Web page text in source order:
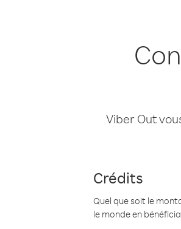
Viber Out
Crédits
Quel que soit le
le monde en